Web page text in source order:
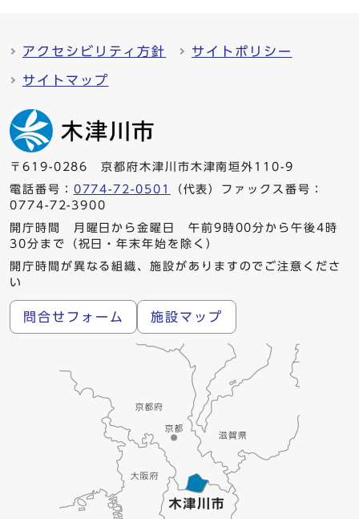
アクセシビリティ方針 サイトポリシー
サイトマップ
〒619-0286 京都府木津川市木津南垣外110-9
電話番号： 0774-72-0501
（代表）ファックス番号：
0774-72-3900
開庁時間 月曜日から金曜日 午前9時00分から午後4時
30分まで（祝日・年末年始を除く）
開庁時間が異なる組織、施設がありますのでご注意くださ
い
問合せフォーム 施設マップ